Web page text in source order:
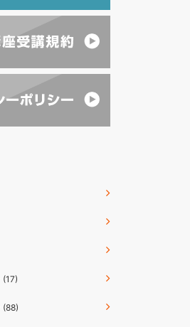
(17)
(88)